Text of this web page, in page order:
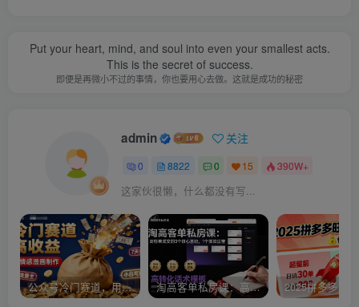
Put your heart, mind, and soul into even your smallest acts.
This is the secret of success.
即便是再微小不过的事情，你也要用心去做。这就是成功的秘密
admin 关注
0 8822 0 15 390W+
这家伙很懒，什么都没有写...
公众号冷门赛道，用AI做情感漫画，7天开通流量主，操作简单，小白可玩 淘高客单私房课：高客单成交的3个核心基础，1个实操法宝